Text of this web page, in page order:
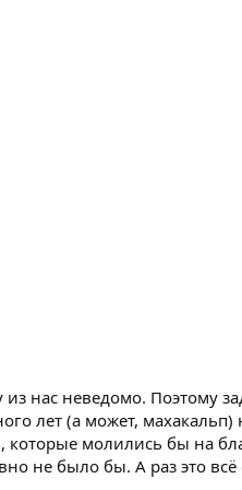
нас неведомо. Поэтому
лет (а может,
молились бы на
не было бы. А раз это всё